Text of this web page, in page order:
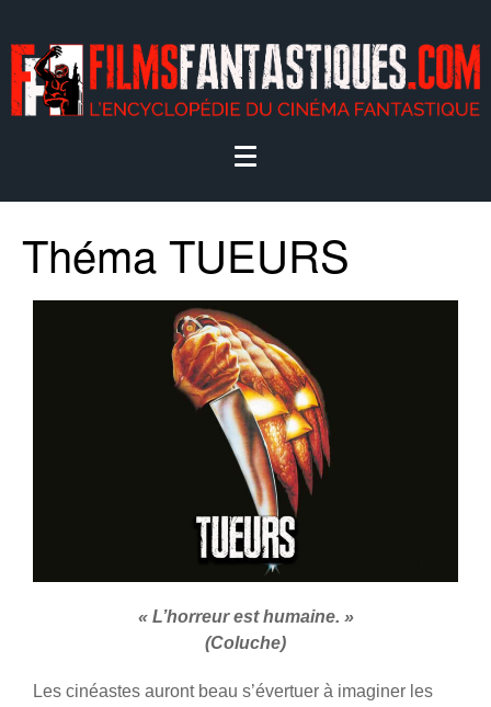
Théma TUEURS
« L’horreur est humaine. »
(Coluche)
Les cinéastes auront beau s’évertuer à imaginer les